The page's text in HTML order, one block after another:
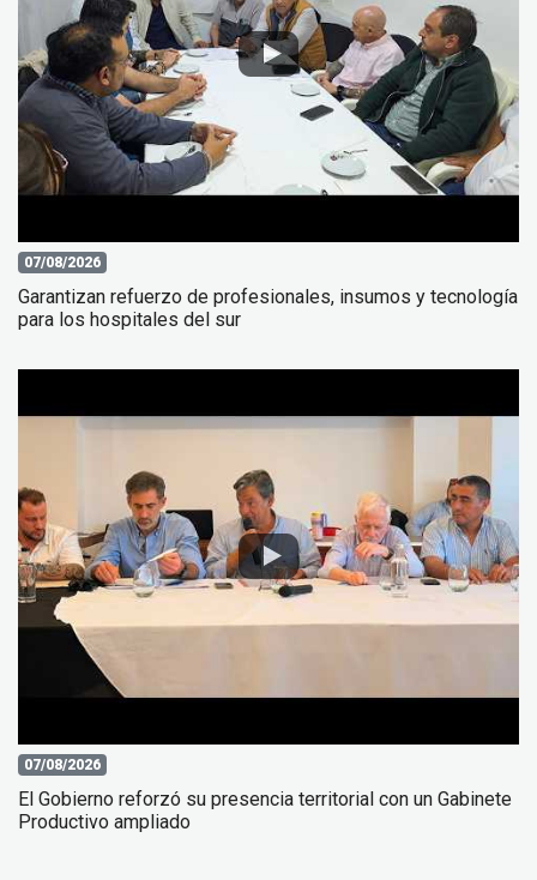
07/08/2026
Garantizan refuerzo de profesionales, insumos y tecnología
para los hospitales del sur
07/08/2026
El Gobierno reforzó su presencia territorial con un Gabinete
Productivo ampliado